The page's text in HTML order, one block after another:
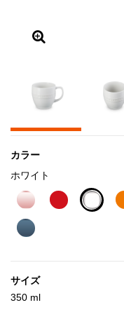
カラー
ホワイト
サイズ
350 ml